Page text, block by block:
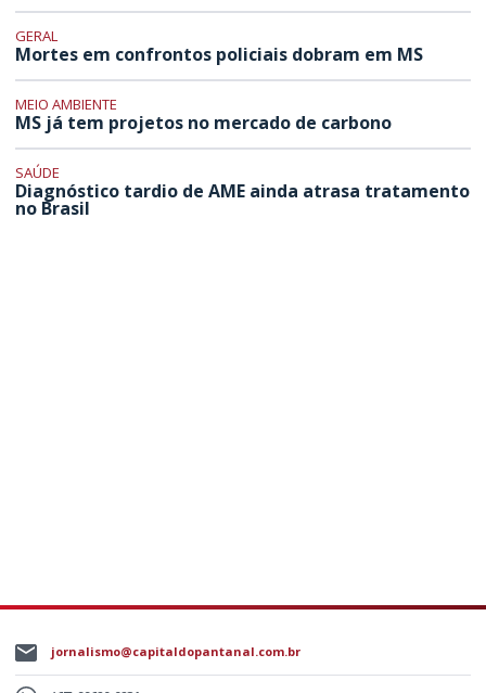
GERAL
Mortes em confrontos policiais dobram em MS
MEIO AMBIENTE
MS já tem projetos no mercado de carbono
SAÚDE
Diagnóstico tardio de AME ainda atrasa tratamento
no Brasil
jornalismo@capitaldopantanal.com.br